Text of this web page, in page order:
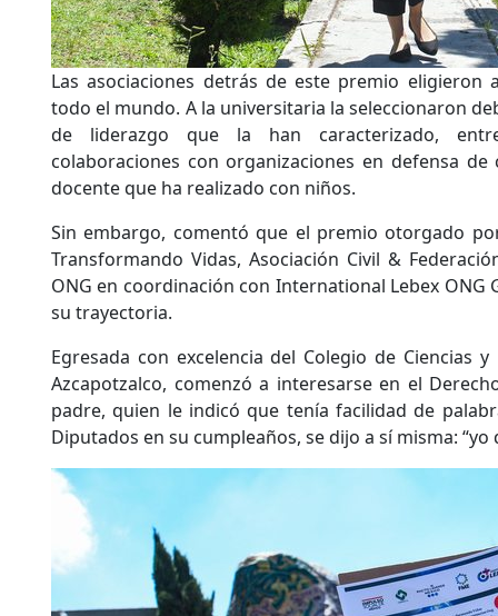
Las asociaciones detrás de este premio eligieron
todo el mundo. A la universitaria la seleccionaron
de liderazgo que la han caracterizado,
colaboraciones con organizaciones en defensa
docente que ha realizado con niños.
Sin embargo, comentó que el premio otorgado
Transformando Vidas, Asociación Civil &
ONG en coordinación con International Lebex ONG
su trayectoria.
Egresada con excelencia del Colegio de Ciencias
Azcapotzalco, comenzó a interesarse en el
padre, quien le indicó que tenía facilidad de
Diputados en su cumpleaños, se dijo a sí misma: “yo